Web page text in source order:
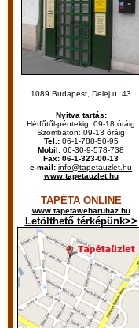
1089 Budapest, Delej u. 43
Nyitva tartás:
Hétfőtől-péntekig: 09-18 óráig
Szombaton: 09-13 óráig
Tel.: 06-1-788-50-95
Mobil: 06-30-9-578-738
Fax: 06-1-323-00-13
e-mail: info@tapetauzlet.hu
www.tapetauzlet.hu
TAPÉTA ONLINE
www.tapetawebaruhaz.hu
Letölthető térképünk>>